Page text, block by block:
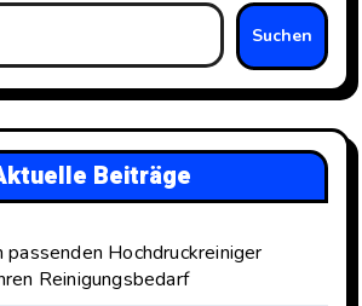
Suchen
Beiträge
passenden Hochdruckreiniger
Reinigungsbedarf